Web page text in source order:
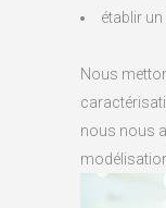
établir
Nous
nous nous